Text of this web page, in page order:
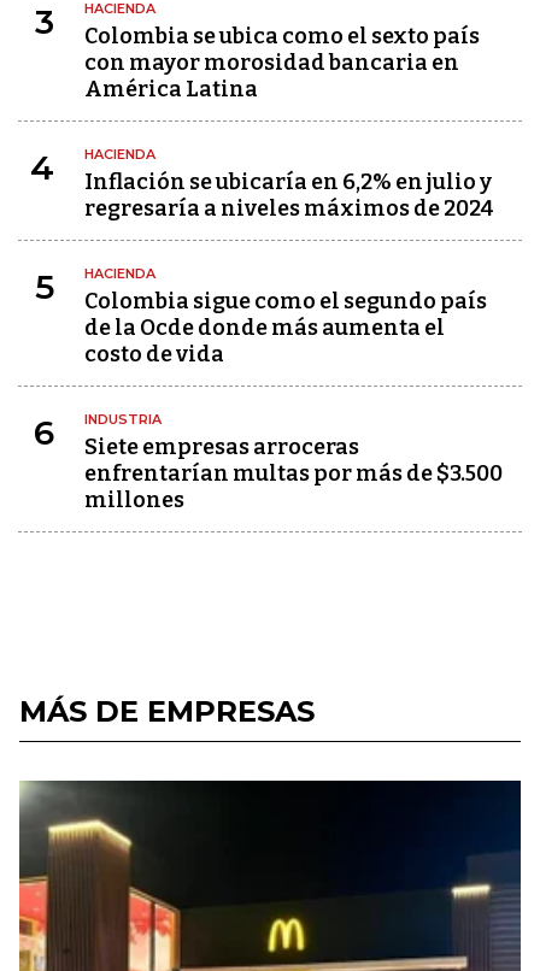
3 HACIENDA
Colombia se ubica como el sexto país
con mayor morosidad bancaria en
América Latina
4 HACIENDA
Inflación se ubicaría en 6,2% en julio y
regresaría a niveles máximos de 2024
5 HACIENDA
Colombia sigue como el segundo país
de la Ocde donde más aumenta el
costo de vida
6 INDUSTRIA
Siete empresas arroceras
enfrentarían multas por más de $3.500
millones
MÁS DE EMPRESAS